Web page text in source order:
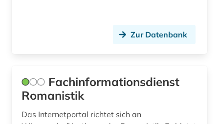
online-ressource (1)
oper (1)
orthographie (1)
papiamento (1)
Zur Datenbank
Fachinformationsdienst
Romanistik
Das Internetportal richtet sich an